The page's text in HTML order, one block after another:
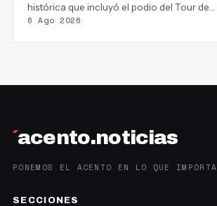
histórica que incluyó el podio del Tour de…
6 Ago 2026
´acento.noticias
PONEMOS EL ACENTO EN LO QUE IMPORTA
SECCIONES